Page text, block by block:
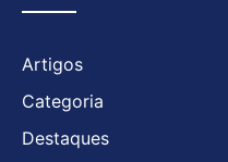
Artigos
Categoria
Destaques